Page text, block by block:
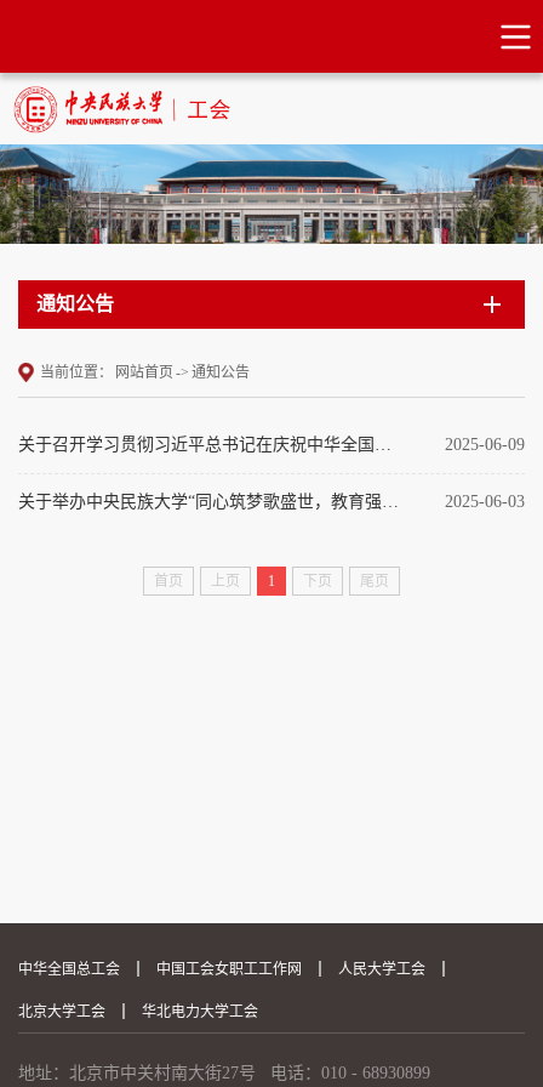
通知公告
当前位置： 网站首页-> 通知公告
2025-06-09
2025-06-03
首页 上页 1 下页 尾页
中华全国总工会 中国工会女职工工作网 人民大学工会
北京大学工会 华北电力大学工会
地址：北京市中关村南大街27号 电话：010 - 68930899